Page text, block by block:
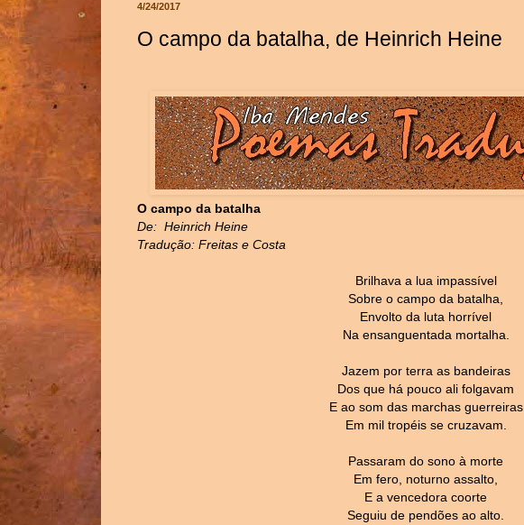
4/24/2017
O campo da batalha, de Heinrich Heine
O campo da batalha
De: Heinrich Heine
Tradução: Freitas e Costa
Brilhava a lua impassível
Sobre o campo da batalha,
Envolto da luta horrível
Na ensanguentada mortalha.
Jazem por terra as bandeiras
Dos que há pouco ali folgavam
E ao som das marchas guerreiras
Em mil tropéis se cruzavam.
Passaram do sono à morte
Em fero, noturno assalto,
E a vencedora coorte
Seguiu de pendões ao alto.